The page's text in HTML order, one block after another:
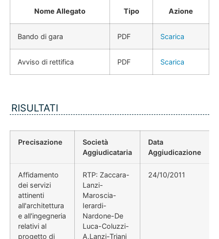
Nome Allegato Tipo Azione
Bando di gara PDF Scarica
Avviso di rettifica PDF Scarica
RISULTATI
Precisazione
Società
Aggiudicataria
Data
Aggiudicazione
Affidamento
dei servizi
attinenti
all'architettura
e all'ingegneria
relativi al
progetto di
RTP: Zaccara-
Lanzi-
Maroscia-
Ierardi-
Nardone-De
Luca-Coluzzi-
A.Lanzi-Triani
24/10/2011